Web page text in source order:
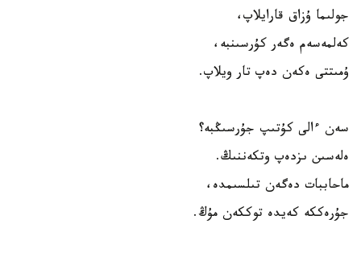
جولىما ۇزاق قارايلاپ،
كەلمەسەم ەگەر كۇرسىنبە،
ۇمىتتى ەكەن دەپ تار ويلاپ.
سەن ءالى كۇتىپ جۇرسىڭبە؟
ەلەسىن ىزدەپ وتكەننىڭ.
ماحاببات دەگەن تىلسىمدە،
جۇرەككە كەيدە توككەن مۇڭ.